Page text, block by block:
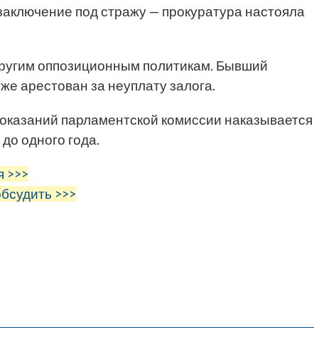
под стражу — прокуратура настояла
оппозиционным политикам. Бывший
арестован за неуплату залога.
парламентской комиссии наказывается
одного года.
>>>
>>>